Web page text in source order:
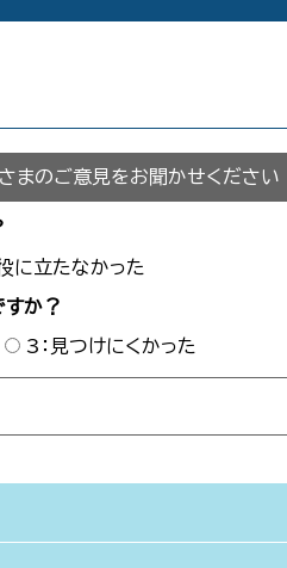
まのご意見をお聞かせください
に立たなかった
すか？
3：見つけにくかった